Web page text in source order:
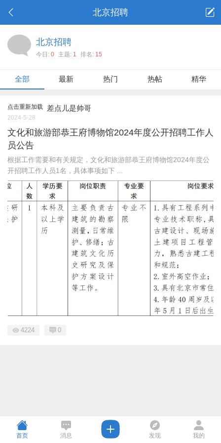
北京招聘
北京招聘
今日: 0 主题: 1 排名: 15
全部 最新 热门 热帖 精华
点击重新加载 差点儿是帅哥
2024-5-28
文化和旅游部恭王府博物馆2024年度公开招聘工作人
员公告
根据工作需要和有关规定，文化和旅游部恭王府博物馆2024年度公
开招聘工作人员1名，具体事项如下 ...
4224 0
首页 消息 发现 我的